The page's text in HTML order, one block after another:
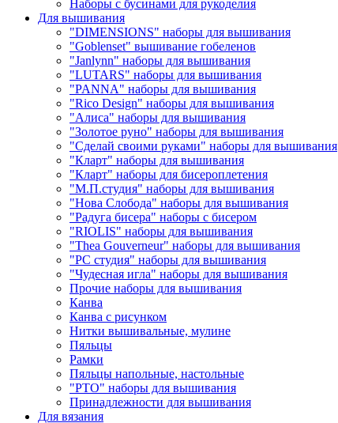
Наборы с бусинами для рукоделия
Для вышивания
"DIMENSIONS" наборы для вышивания
"Goblenset" вышивание гобеленов
"Janlynn" наборы для вышивания
"LUTARS" наборы для вышивания
"PANNA" наборы для вышивания
"Rico Design" наборы для вышивания
"Алиса" наборы для вышивания
"Золотое руно" наборы для вышивания
"Сделай своими руками" наборы для вышивания
"Кларт" наборы для вышивания
"Кларт" наборы для бисероплетения
"М.П.студия" наборы для вышивания
"Нова Слобода" наборы для вышивания
"Радуга бисера" наборы с бисером
"RIOLIS" наборы для вышивания
"Thea Gouverneur" наборы для вышивания
"РС студия" наборы для вышивания
"Чудесная игла" наборы для вышивания
Прочие наборы для вышивания
Канва
Канва с рисунком
Нитки вышивальные, мулине
Пяльцы
Рамки
Пяльцы напольные, настольные
"РТО" наборы для вышивания
Принадлежности для вышивания
Для вязания